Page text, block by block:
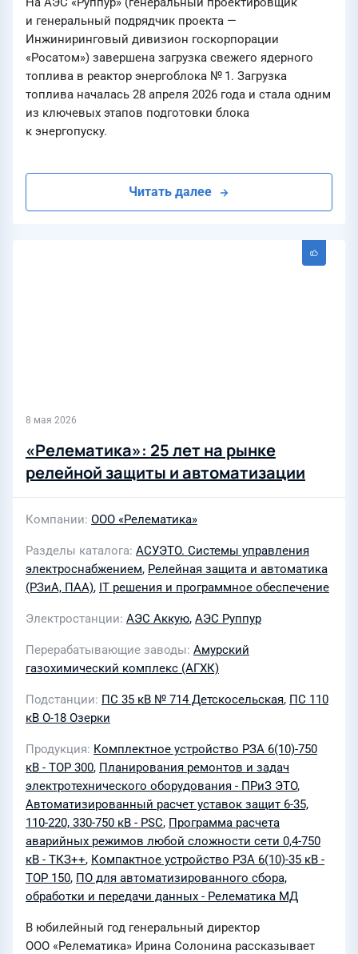
и генеральный подрядчик проекта —
Инжиниринговый дивизион госкорпорации
«Росатом») завершена загрузка свежего ядерного
топлива в реактор энергоблока № 1. Загрузка
топлива началась 28 апреля 2026 года и стала одним
из ключевых этапов подготовки блока
к энергопуску.
Читать далее
8 мая 2026
«Релематика»: 25 лет на рынке
релейной защиты и автоматизации
Компании ООО «Релематика»
Разделы каталога АСУЭТО. Системы управления
электроснабжением, Релейная защита и автоматика
(РЗиА, ПАА), IT решения и программное обеспечение
Электростанции АЭС Аккую, АЭС Руппур
Перерабатывающие заводы Амурский
газохимический комплекс (АГХК)
Подстанции ПС 35 кВ № 714 Детскосельская, ПС 110
кВ О-18 Озерки
Продукция Комплектное устройство РЗА 6(10)-750
кВ - ТОР 300, Планирования ремонтов и задач
электротехнического оборудования - ПРиЗ ЭТО,
Автоматизированный расчет уставок защит 6-35,
110-220, 330-750 кВ - PSC, Программа расчета
аварийных режимов любой сложности сети 0,4-750
кВ - ТКЗ++, Компактное устройство РЗА 6(10)-35 кВ -
ТОР 150, ПО для автоматизированного сбора,
обработки и передачи данных - Релематика МД
В юбилейный год генеральный директор
ООО «Релематика» Ирина Солонина рассказывает